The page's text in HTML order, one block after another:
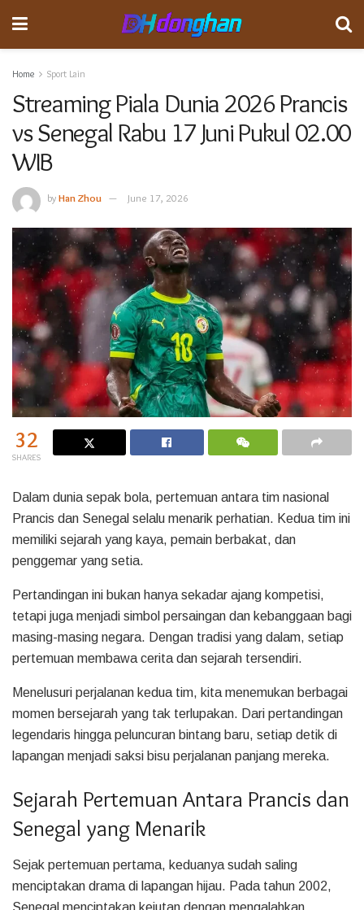
Home Sport Lain
Streaming Piala Dunia 2026 Prancis
vs Senegal Rabu 17 Juni Pukul 02.00
WIB
byHan Zhou June 17, 2026
32
SHARES
Dalam dunia sepak bola, pertemuan antara tim nasional
Prancis dan Senegal selalu menarik perhatian. Kedua tim ini
memiliki sejarah yang kaya, pemain berbakat, dan
penggemar yang setia.
Pertandingan ini bukan hanya sekadar ajang kompetisi,
tetapi juga menjadi simbol persaingan dan kebanggaan bagi
masing-masing negara. Dengan tradisi yang dalam, setiap
pertemuan membawa cerita dan sejarah tersendiri.
Menelusuri perjalanan kedua tim, kita menemukan berbagai
momen bersejarah yang tak terlupakan. Dari pertandingan
legendaris hingga peluncuran bintang baru, setiap detik di
lapangan menjadi saksi bisu perjalanan panjang mereka.
Sejarah Pertemuan Antara Prancis dan
Senegal yang Menarik
Sejak pertemuan pertama, keduanya sudah saling
menciptakan drama di lapangan hijau. Pada tahun 2002,
Senegal menciptakan kejutan dengan mengalahkan